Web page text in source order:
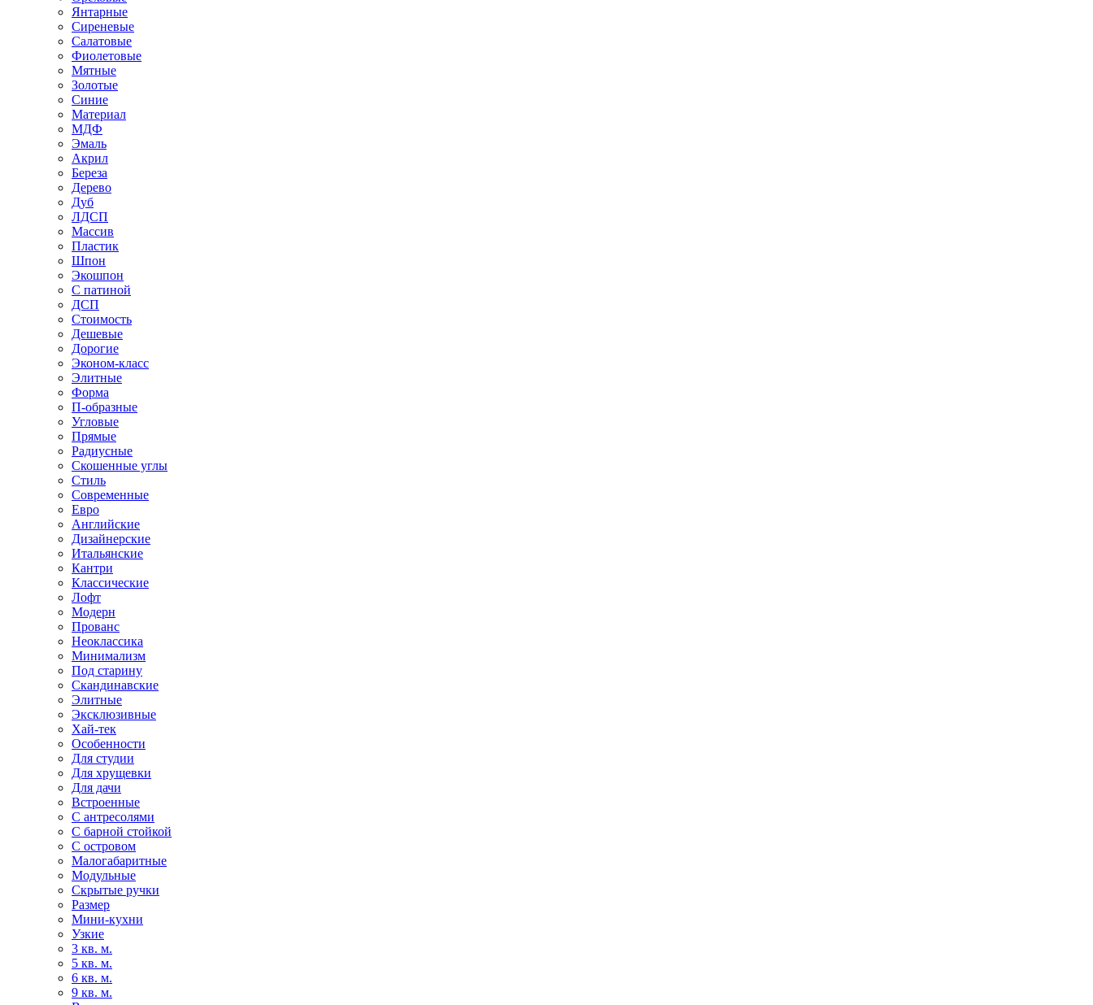
Янтарные
Сиреневые
Салатовые
Фиолетовые
Мятные
Золотые
Синие
Материал
МДФ
Эмаль
Акрил
Береза
Дерево
Дуб
ЛДСП
Массив
Пластик
Шпон
Экошпон
С патиной
ДСП
Стоимость
Дешевые
Дорогие
Эконом-класс
Элитные
Форма
П-образные
Угловые
Прямые
Радиусные
Скошенные углы
Стиль
Современные
Евро
Английские
Дизайнерские
Итальянские
Кантри
Классические
Лофт
Модерн
Прованс
Неоклассика
Минимализм
Под старину
Скандинавские
Элитные
Эксклюзивные
Хай-тек
Особенности
Для студии
Для хрущевки
Для дачи
Встроенные
С антресолями
С барной стойкой
С островом
Малогабаритные
Модульные
Скрытые ручки
Размер
Мини-кухни
Узкие
3 кв. м.
5 кв. м.
6 кв. м.
9 кв. м.